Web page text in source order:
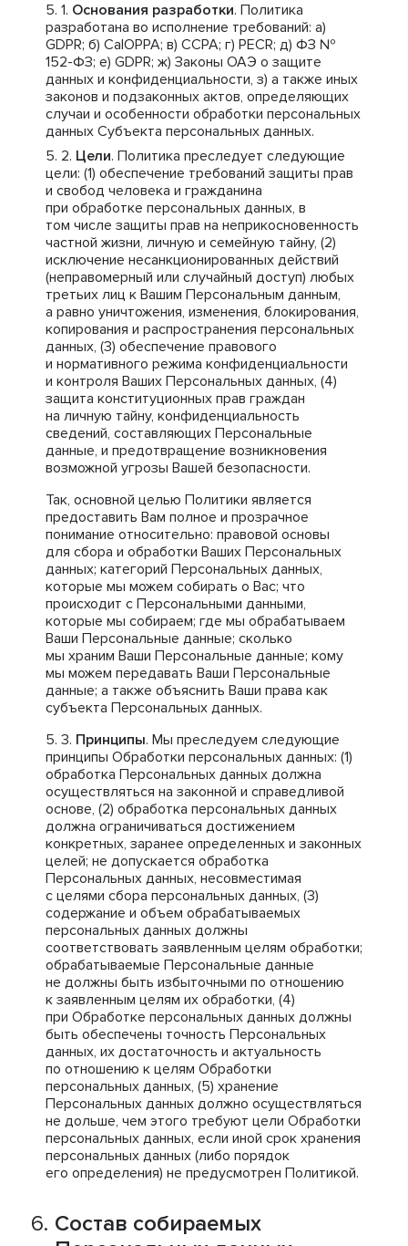
Основания разработки. Политика
разработана во исполнение требований: a)
GDPR; б) CalOPPA; в) CCPA; г) PECR; д) ФЗ №
152-ФЗ; е) GDPR; ж) Законы ОАЭ о защите
данных и конфиденциальности, з) а также иных
законов и подзаконных актов, определяющих
случаи и особенности обработки персональных
данных Субъекта персональных данных.
Цели. Политика преследует следующие
цели: (1) обеспечение требований защиты прав
и свобод человека и гражданина
при обработке персональных данных, в
том числе защиты прав на неприкосновенность
частной жизни, личную и семейную тайну, (2)
исключение несанкционированных действий
(неправомерный или случайный доступ) любых
третьих лиц к Вашим Персональным данным,
а равно уничтожения, изменения, блокирования,
копирования и распространения персональных
данных, (3) обеспечение правового
и нормативного режима конфиденциальности
и контроля Ваших Персональных данных, (4)
защита конституционных прав граждан
на личную тайну, конфиденциальность
сведений, составляющих Персональные
данные, и предотвращение возникновения
возможной угрозы Вашей безопасности.
Так, основной целью Политики является
предоставить Вам полное и прозрачное
понимание относительно: правовой основы
для сбора и обработки Ваших Персональных
данных; категорий Персональных данных,
которые мы можем собирать о Вас; что
происходит с Персональными данными,
которые мы собираем; где мы обрабатываем
Ваши Персональные данные; сколько
мы храним Ваши Персональные данные; кому
мы можем передавать Ваши Персональные
данные; а также объяснить Ваши права как
субъекта Персональных данных.
Принципы. Мы преследуем следующие
принципы Обработки персональных данных: (1)
обработка Персональных данных должна
осуществляться на законной и справедливой
основе, (2) обработка персональных данных
должна ограничиваться достижением
конкретных, заранее определенных и законных
целей; не допускается обработка
Персональных данных, несовместимая
с целями сбора персональных данных, (3)
содержание и объем обрабатываемых
персональных данных должны
соответствовать заявленным целям обработки;
обрабатываемые Персональные данные
не должны быть избыточными по отношению
к заявленным целям их обработки, (4)
при Обработке персональных данных должны
быть обеспечены точность Персональных
данных, их достаточность и актуальность
по отношению к целям Обработки
персональных данных, (5) хранение
Персональных данных должно осуществляться
не дольше, чем этого требуют цели Обработки
персональных данных, если иной срок хранения
персональных данных (либо порядок
его определения) не предусмотрен Политикой.
Состав собираемых